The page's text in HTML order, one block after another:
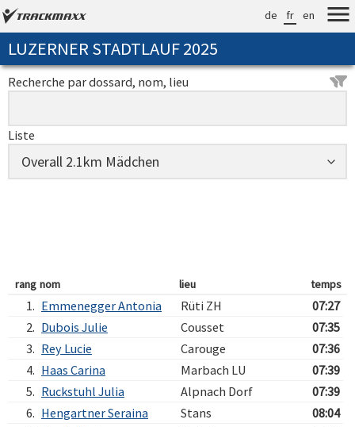
de fr en
LUZERNER STADTLAUF 2025
Recherche par dossard, nom, lieu
Liste
rang nom lieu temps
1. Emmenegger Antonia Rüti ZH
07:27
2. Dubois Julie Cousset
07:35
3. Rey Lucie Carouge
07:36
4. Haas Carina Marbach LU
07:39
5. Ruckstuhl Julia Alpnach Dorf
07:39
6. Hengartner Seraina Stans
08:04